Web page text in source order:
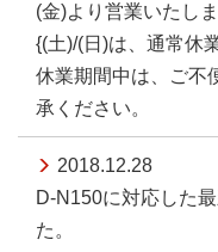
(金)より営業いたしま
{(土)/(日)は、通常休
休業期間中は、ご不
承ください。
2018.12.28
D-N150に対応した
た。